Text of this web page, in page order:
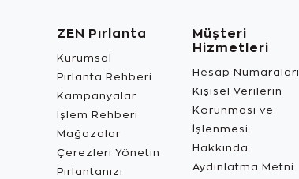
ZEN Pırlanta
Kurumsal
Pırlanta Rehberi
Kampanyalar
İşlem Rehberi
Mağazalar
Çerezleri Yönetin
Pırlantanızı
Müşteri
Hizmetleri
Hesap Numaraları
Kişisel Verilerin
Korunması ve
İşlenmesi
Hakkında
Aydınlatma Metni